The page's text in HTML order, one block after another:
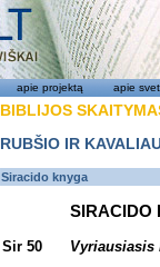
apie projektą apie
BIBLIJOS
RUBŠIO IR
Siracido knyga
SIRACIDO
Sir 50 Vyriausiasis